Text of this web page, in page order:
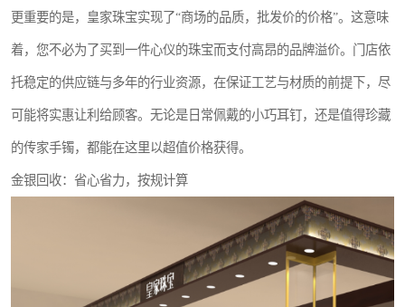
更重要的是，皇家珠宝实现了“商场的品质，批发价的价格”。这意味
着，您不必为了买到一件心仪的珠宝而支付高昂的品牌溢价。门店依
托稳定的供应链与多年的行业资源，在保证工艺与材质的前提下，尽
可能将实惠让利给顾客。无论是日常佩戴的小巧耳钉，还是值得珍藏
的传家手镯，都能在这里以超值价格获得。
金银回收：省心省力，按规计算